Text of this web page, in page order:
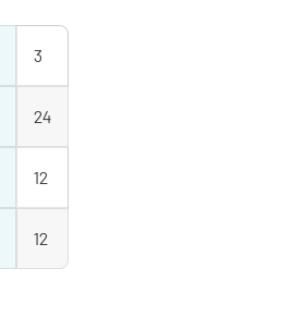
3
24
12
12